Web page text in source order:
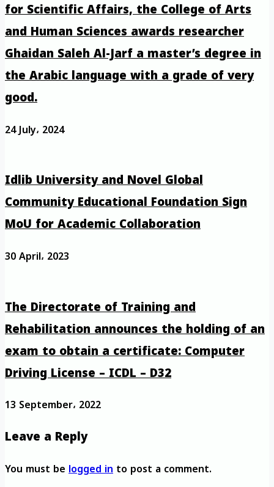
for Scientific Affairs, the College of Arts
and Human Sciences awards researcher
Ghaidan Saleh Al-Jarf a master’s degree in
the Arabic language with a grade of very
good.
24 July، 2024
Idlib University and Novel Global
Community Educational Foundation Sign
MoU for Academic Collaboration
30 April، 2023
The Directorate of Training and
Rehabilitation announces the holding of an
exam to obtain a certificate: Computer
Driving License – ICDL – D32
13 September، 2022
Leave a Reply
You must belogged into post a comment.